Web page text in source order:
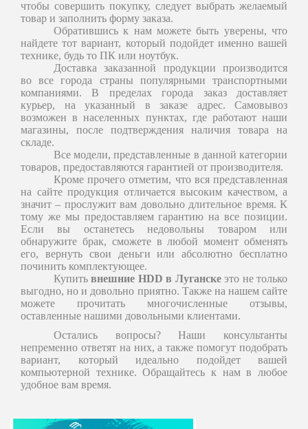
чтобы совершить покупку, следует выбрать желаемый
товар и заполнить форму заказа.
Обратившись к нам можете быть уверены, что
найдете тот вариант, который подойдет именно вашей
технике, будь то ПК или ноутбук.
Доставка заказанной продукции производится
во все города страны популярными транспортными
компаниями. В пределах города заказ доставляет
курьер, на указанный в заказе адрес. Самовывоз
возможен в населенных пунктах, где работают наши
магазины, после подтверждения наличия товара на
складе.
Все модели, представленные в данной категории
товаров, предоставляются гарантией от производителя.
Кроме прочего отметим, что вся представленная
на сайте продукция отличается высоким качеством, а
значит – прослужит вам довольно длительное время. К
тому же мы предоставляем гарантию на все позиции.
Если вы останетесь недовольны товаром или
обнаружите брак, сможете в любой момент обменять
его, вернуть свои деньги или абсолютно бесплатно
починить комплектующее.
Купитьвнешние HDD в Луганскеэто не только
выгодно, но и довольно приятно. Также на нашем сайте
можете прочитать многочисленные отзывы,
оставленные нашими довольными клиентами.
Остались вопросы? Наши консультанты
непременно ответят на них, а также помогут подобрать
вариант, который идеально подойдет вашей
компьютерной технике. Обращайтесь к нам в любое
удобное вам время.